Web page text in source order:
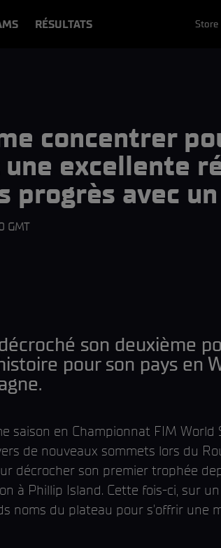
RÉSULTATS Store
concentrer
excellente
progrès avec
GMT
son deuxième
pour son pays en
saison en Championnat FIM World
de nouveaux sommets lors du
décrocher son premier trophée
à Phillip Island. Cette fois-ci, sur
noms du plateau pour s'offrir une